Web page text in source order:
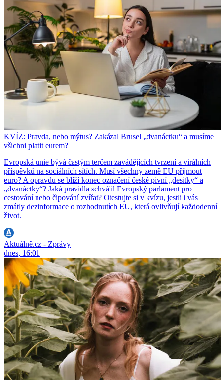
KVÍZ: Pravda, nebo mýtus? Zakázal Brusel „dvanáctku“ a musíme
všichni platit eurem?
Evropská unie bývá častým terčem zavádějících tvrzení a virálních
příspěvků na sociálních sítích. Musí všechny země EU přijmout
euro? A opravdu se blíží konec označení české pivní „desítky“ a
„dvanáctky“? Jaká pravidla schválil Evropský parlament pro
cestování nebo čipování zvířat? Otestujte si v kvízu, jestli i vás
zmátly dezinformace o rozhodnutích EU, která ovlivňují každodenní
život.
Aktuálně.cz - Zprávy
dnes, 16:01